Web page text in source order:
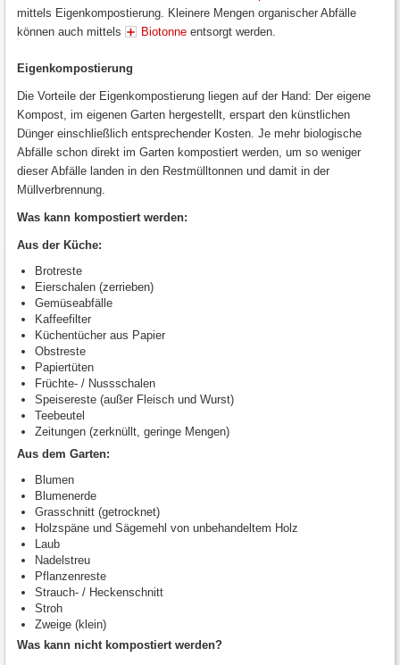
mittels Eigenkompostierung. Kleinere Mengen organischer Abfälle
können auch mittels
Biotonne entsorgt werden.
Eigenkompostierung
Die Vorteile der Eigenkompostierung liegen auf der Hand: Der eigene
Kompost, im eigenen Garten hergestellt, erspart den künstlichen
Dünger einschließlich entsprechender Kosten. Je mehr biologische
Abfälle schon direkt im Garten kompostiert werden, um so weniger
dieser Abfälle landen in den Restmülltonnen und damit in der
Müllverbrennung.
Was kann kompostiert werden:
Aus der Küche:
Brotreste
Eierschalen (zerrieben)
Gemüseabfälle
Kaffeefilter
Küchentücher aus Papier
Obstreste
Papiertüten
Früchte- / Nussschalen
Speisereste (außer Fleisch und Wurst)
Teebeutel
Zeitungen (zerknüllt, geringe Mengen)
Aus dem Garten:
Blumen
Blumenerde
Grasschnitt (getrocknet)
Holzspäne und Sägemehl von unbehandeltem Holz
Laub
Nadelstreu
Pflanzenreste
Strauch- / Heckenschnitt
Stroh
Zweige (klein)
Was kann nicht kompostiert werden?